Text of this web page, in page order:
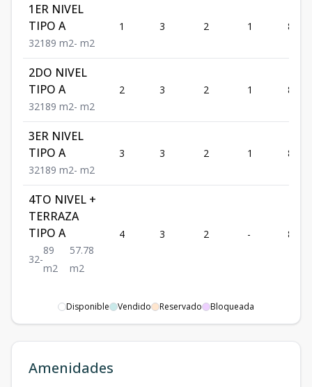
1ER NIVEL
TIPO A
321 89 m2- m2
1 3 2 1 89
2DO NIVEL
TIPO A
321 89 m2- m2
2 3 2 1 89
3ER NIVEL
TIPO A
321 89 m2- m2
3 3 2 1 89
4TO NIVEL +
TERRAZA
TIPO A
32-
89
m2
57.78
m2
4 3 2 - 89
Disponible Vendido Reservado Bloqueada
Amenidades